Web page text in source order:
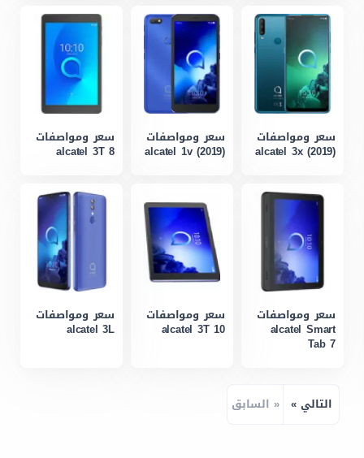
سعر ومواصفات
alcatel 3x (2019)
سعر ومواصفات
alcatel 1v (2019)
سعر ومواصفات
alcatel 3T 8
سعر ومواصفات
alcatel Smart
Tab 7
سعر ومواصفات
alcatel 3T 10
سعر ومواصفات
alcatel 3L
« السابق التالي »